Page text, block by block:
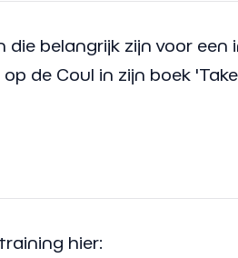
belangrijk zijn voor
de Coul in zijn boek
hier: